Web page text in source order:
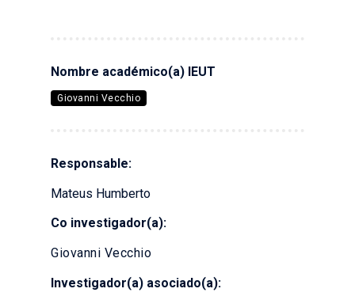
Nombre académico(a) IEUT
Giovanni Vecchio
Responsable:
Mateus Humberto
Co investigador(a):
Giovanni Vecchio
Investigador(a) asociado(a):